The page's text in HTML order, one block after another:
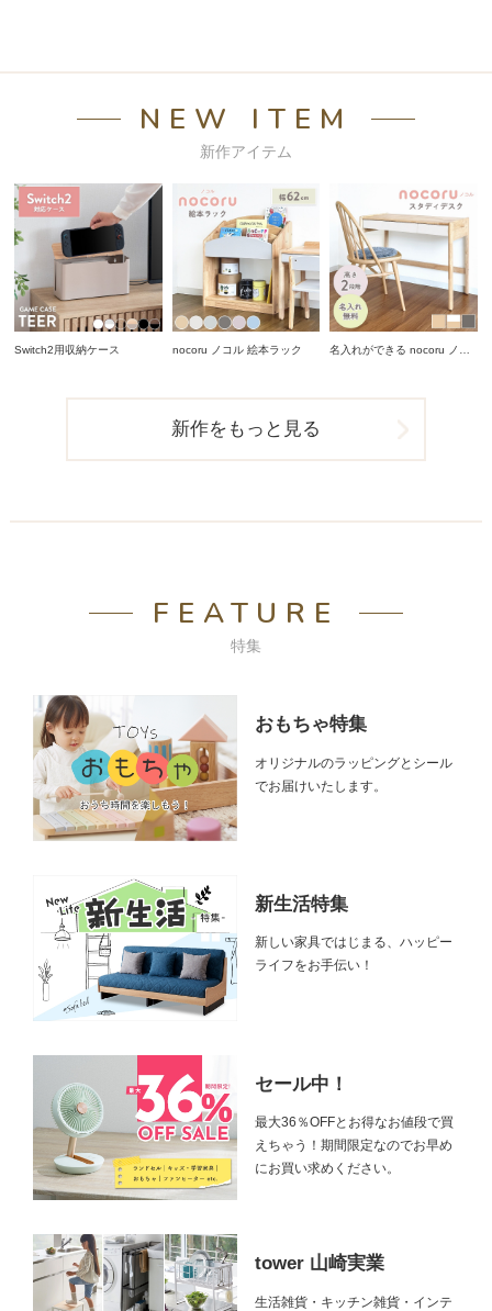
NEW ITEM
新作アイテム
Switch2用収納ケース nocoru ノコル 絵本ラック
名入れができる nocoru ノコ
新作をもっと見る
FEATURE
特集
おもちゃ特集
オリジナルのラッピングとシール
でお届けいたします。
新生活特集
新しい家具ではじまる、ハッピー
ライフをお手伝い！
セール中！
最大36％OFFとお得なお値段で買
えちゃう！期間限定なのでお早め
にお買い求めください。
tower 山崎実業
生活雑貨・キッチン雑貨・インテ